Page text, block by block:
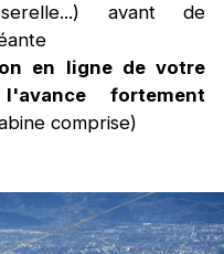
avant de
en ligne de votre
fortement
comprise)